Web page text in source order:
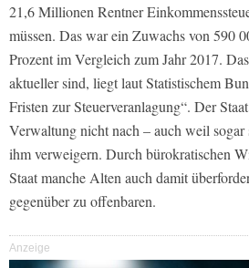
21,6 Millionen Rentner
müssen. Das war ein Zuwachs von 590
Prozent im Vergleich zum Jahr 2017.
aktueller sind, liegt laut Statistischem
Fristen zur Steuerveranlagung“. Der
Verwaltung nicht nach – auch weil sogar
ihm verweigern. Durch bürokratischen
Staat manche Alten auch damit
gegenüber zu offenbaren.
Anzeige